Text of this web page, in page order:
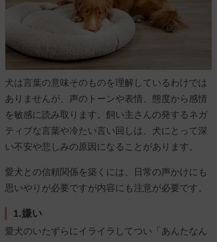
犬は言葉の意味そのものを理解しているわけでは
ありませんが、声のトーンや表情、態度から感情
を敏感に読み取ります。飼い主さんの発するネガ
ティブな言葉や冷たい言い回しは、犬にとって深
い不安や悲しみの原因になることがあります。
愛犬との信頼関係を築くには、日常の声かけにも
思いやりが必要ですが内容にも注意が必要です。
1.嫌い
愛犬のいたずらにイライラしてつい「あんたなん